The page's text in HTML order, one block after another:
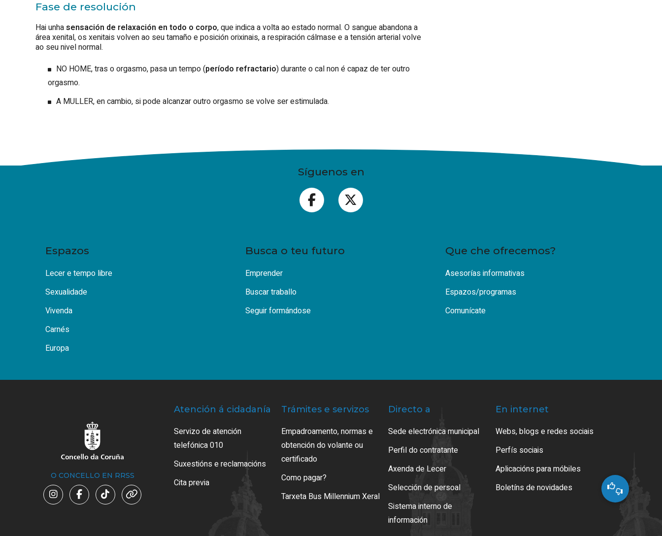
Fase de resolución
Hai unhasensación de relaxación en todo o corpo, que indica a volta ao estado normal. O sangue abandona a
área xenital, os xenitais volven ao seu tamaño e posición orixinais, a respiración cálmase e a tensión arterial volve
ao seu nivel normal.
NO HOME, tras o orgasmo, pasa un tempo (período refractario) durante o cal non é capaz de ter outro
orgasmo.
A MULLER, en cambio, si pode alcanzar outro orgasmo se volve ser estimulada.
Síguenos en
Espazos
Lecer e tempo libre
Sexualidade
Vivenda
Carnés
Europa
Busca o teu futuro
Emprender
Buscar traballo
Seguir formándose
Que che ofrecemos?
Asesorías informativas
Espazos/programas
Comunícate
O CONCELLO EN RRSS
Atención á cidadanía
Servizo de atención
telefónica 010
Suxestións e reclamacións
Cita previa
Trámites e servizos
Empadroamento, normas e
obtención do volante ou
certificado
Como pagar?
Tarxeta Bus Millennium Xeral
Directo a
Sede electrónica municipal
Perfil do contratante
Axenda de Lecer
Selección de persoal
Sistema interno de
información
En internet
Webs, blogs e redes sociais
Perfís sociais
Aplicacións para móbiles
Boletíns de novidades